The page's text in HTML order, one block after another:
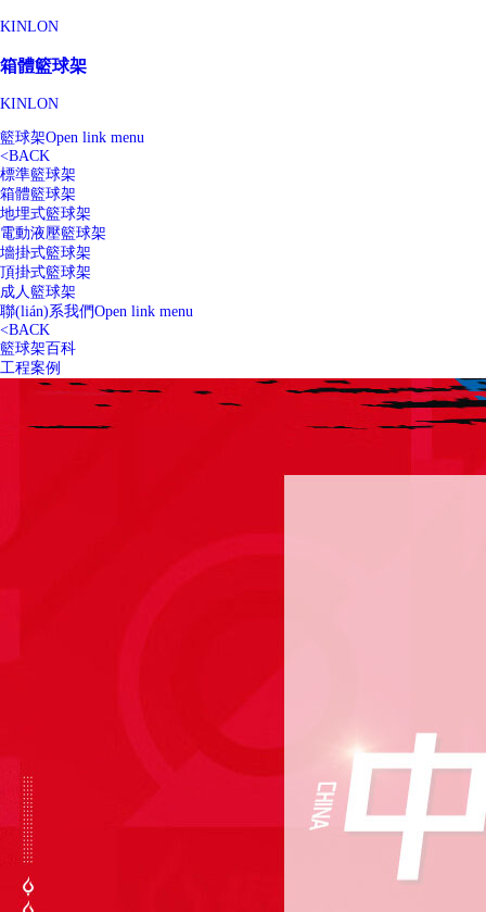
KINLON
箱體籃球架
KINLON
籃球架Open link menu
<BACK
標準籃球架
箱體籃球架
地埋式籃球架
電動液壓籃球架
墻掛式籃球架
頂掛式籃球架
成人籃球架
聯(lián)系我們Open link menu
<BACK
籃球架百科
工程案例